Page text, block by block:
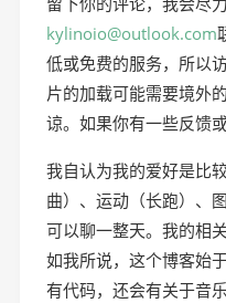
kylinoio@outlook.com
低或免费的服务，所以
片的加载可能需要境外
谅。如果你有一些反馈
我自认为我的爱好是比
曲）、运动（长跑）、
可以聊一整天。我的相
如我所说，这个博客始
有代码，还会有关于音